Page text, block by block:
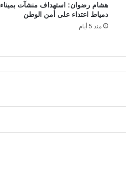
هشام رضوان: استهداف منشآت بميناء
دمياط اعتداء على أمن الوطن
منذ 5 أيام